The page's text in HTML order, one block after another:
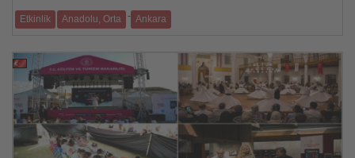
Etkinlik Anadolu, Orta - Ankara
etkinl
01.09.2025